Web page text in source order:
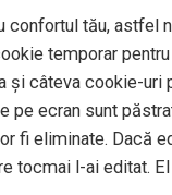
confortul tău, astfel
temporar
și câteva cookie-uri
pe ecran sunt
fi eliminate. Dacă
tocmai l-ai editat.